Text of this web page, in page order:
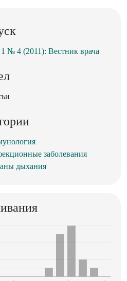
№ 4 (2011): Вестник врача
заболевания
дыхания